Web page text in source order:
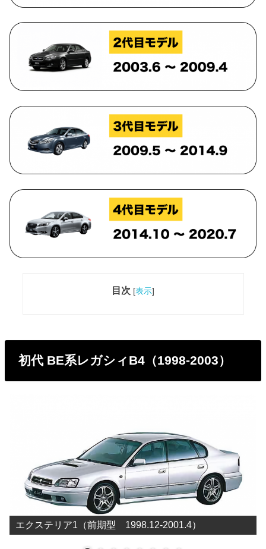
目次 [表示]
初代 BE系レガシィB4（1998-2003）
エクステリア1（前期型 1998.12-2001.4）